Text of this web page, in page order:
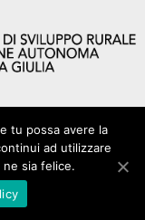
tu possa avere la
ad utilizzare
sia felice.